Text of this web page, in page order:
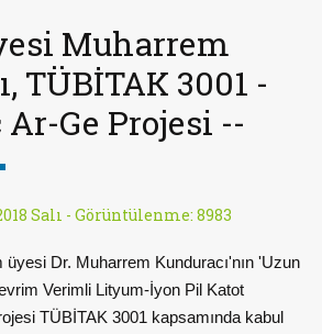
Muharrem
TÜBİTAK 3001 -
Ar-Ge Projesi --
Salı - Görüntülenme: 8983
Dr. Muharrem Kunduracı'nın 'Uzun
Verimli Lityum-İyon Pil Katot
TÜBİTAK 3001 kapsamında kabul